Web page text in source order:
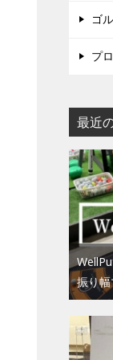
ゴ
プ
最近
振り